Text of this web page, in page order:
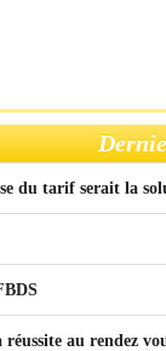
du tarif serait la
réussite au rendez